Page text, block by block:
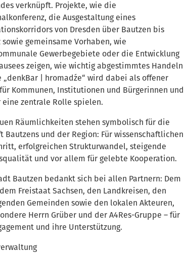
verknüpft. Projekte, wie die
die Ausgestaltung eines
von Dresden über Bautzen bis
sowie gemeinsame Vorhaben, wie
Gewerbegebiete oder die Entwicklung
zeigen, wie wichtig abgestimmtes Handeln
„denkBar | hromadźe“ wird dabei als offener
Kommunen, Institutionen und Bürgerinnen und
eine zentrale Rolle spielen.
Räumlichkeiten stehen symbolisch für die
Bautzens und der Region: Für wissenschaftlichen
erfolgreichen Strukturwandel, steigende
und vor allem für gelebte Kooperation.
Bautzen bedankt sich bei allen Partnern: Dem
Freistaat Sachsen, den Landkreisen, den
Gemeinden sowie den lokalen Akteuren,
Herrn Grüber und der A4Res-Gruppe – für
und ihre Unterstützung.